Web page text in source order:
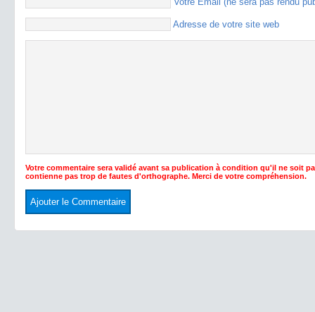
Adresse de votre site web
Votre commentaire sera validé avant sa publication à condition qu'il ne soit
contienne pas trop de fautes d'orthographe. Merci de votre compréhension.